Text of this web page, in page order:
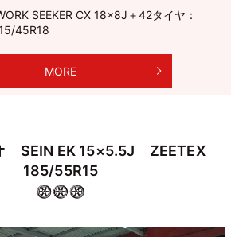
SEEKER CX 18×8J＋42タイヤ：
45R18
MORE
SEIN EK 15×5.5J ZEETEX
185/55R15